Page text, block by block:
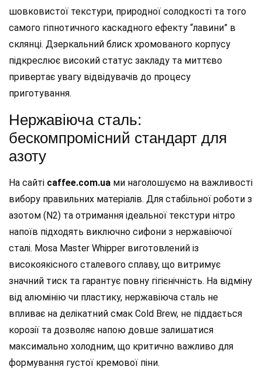
шовковистої текстури, природної солодкості та того
самого гіпнотичного каскадного ефекту “лавини” в
склянці. Дзеркальний блиск хромованого корпусу
підкреслює високий статус закладу та миттєво
привертає увагу відвідувачів до процесу
приготування.
Нержавіюча сталь:
бескомпромісний стандарт для
азоту
На сайті caffee.com.ua ми наголошуємо на важливості
вибору правильних матеріалів. Для стабільної роботи з
азотом (N2) та отримання ідеальної текстури нітро
напоїв підходять виключно сифони з нержавіючої
сталі. Mosa Master Whipper виготовлений із
високоякісного сталевого сплаву, що витримує
значний тиск та гарантує повну гігієнічність. На відміну
від алюмінію чи пластику, нержавіюча сталь не
впливає на делікатний смак Cold Brew, не піддається
корозії та дозволяє напою довше залишатися
максимально холодним, що критично важливо для
формування густої кремової піни.